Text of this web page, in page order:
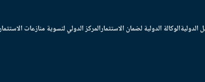
الدوليةالوكالة الدولية لضمان الاستثمارالمركز الدولي لتسوية منازعات